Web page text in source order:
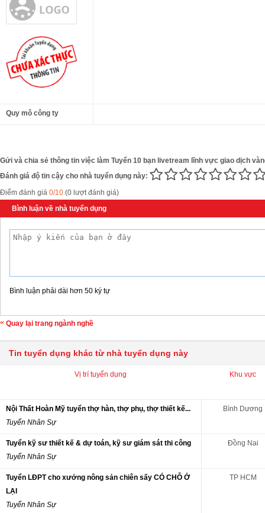
Quy mô công ty
Gửi và chia sẻ thông tin việc làm Tuyển 10 bạn livetream lĩnh vực giao dịch
Đánh giá độ tin cậy cho nhà tuyển dụng này:
Điểm đánh giá 0/10 (0 lượt đánh giá)
Bình luận về nhà tuyển dụng
Bình luận phải dài hơn 50 ký tự
Quay lại trang ngành nghề
Tin tuyển dụng khác từ nhà tuyển dụng này
Vị trí tuyển dụng Khu vực
Nội Thất Hoàn Mỹ tuyển thợ hàn, thợ phụ, thợ thiết kế...
Tuyển Nhân Sự
Bình Dương
Tuyển kỹ sư thiết kế & dự toán, kỹ sư giám sát thi công
Tuyển Nhân Sự
Đồng Nai
Tuyển LĐPT cho xưởng nông sản chiên sấy CÓ CHỖ Ở
LẠI
Tuyển Nhân Sự
TP HCM